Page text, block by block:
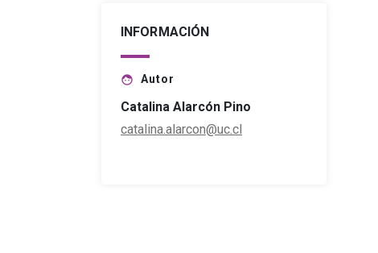
INFORMACIÓN
face Autor
Catalina Alarcón Pino
catalina.alarcon@uc.cl